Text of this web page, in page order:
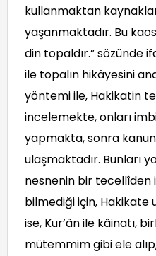
kullanmaktan
yaşanmaktadır. Bu
din topaldır.” sözünde
ile topalın hikâyesini
yöntemi ile, Hakikatin
incelemekte, onları
yapmakta, sonra
ulaşmaktadır. Bunları
nesnenin bir tecellîden
bilmediği için, Hakikate
ise, Kur’ân ile kâinatı,
mütemmim gibi ele